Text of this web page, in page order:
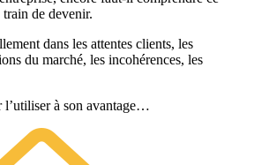
train de devenir.
dans les attentes clients, les
du marché, les incohérences, les
l’utiliser à son avantage…